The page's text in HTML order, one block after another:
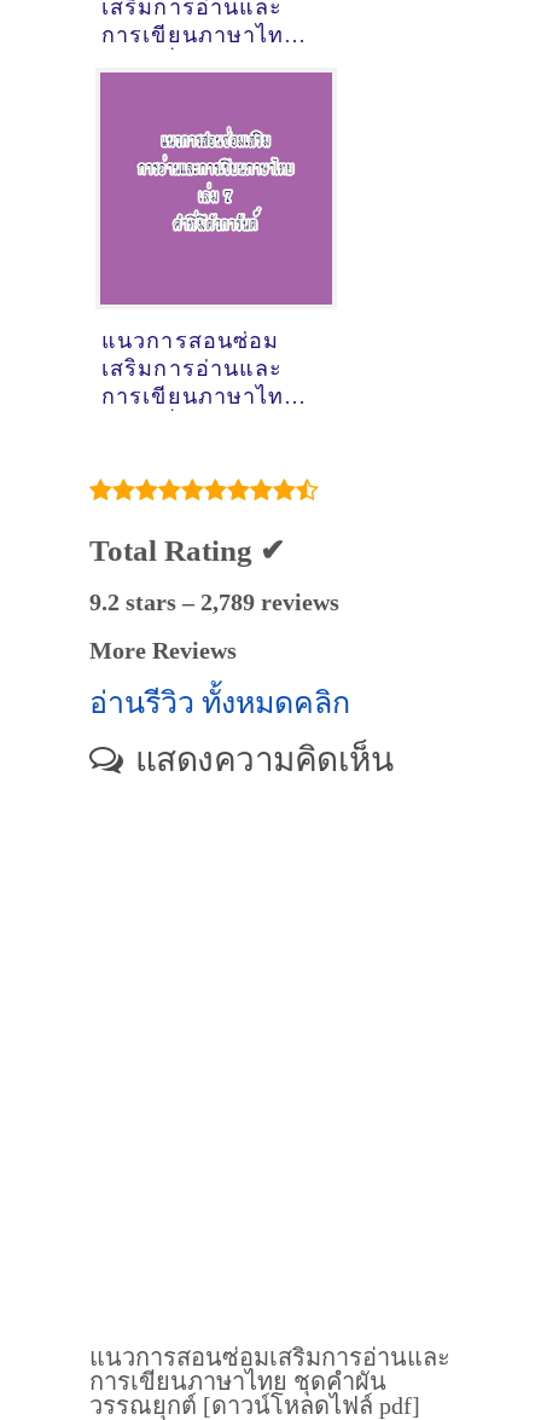
เสริมการอ่านและ
การเขียนภาษาไทย
[ดาวน์โหลดไฟล์
pdf]
แนวการสอนซ่อม
เสริมการอ่านและ
การเขียนภาษาไทย
pdf]
Total Rating ✔
9.2 stars – 2,789 reviews
More Reviews
อ่านรีวิว ทั้งหมดคลิก
แสดงความคิดเห็น
แนวการสอนซ่อมเสริมการอ่านและ
การเขียนภาษาไทย ชุดคำผัน
วรรณยุกต์ [ดาวน์โหลดไฟล์ pdf]